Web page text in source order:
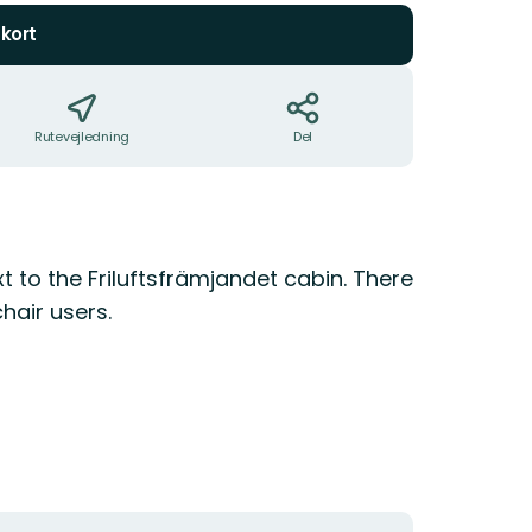
Rutevejledning Del
to the Friluftsfrämjandet cabin. There
users.